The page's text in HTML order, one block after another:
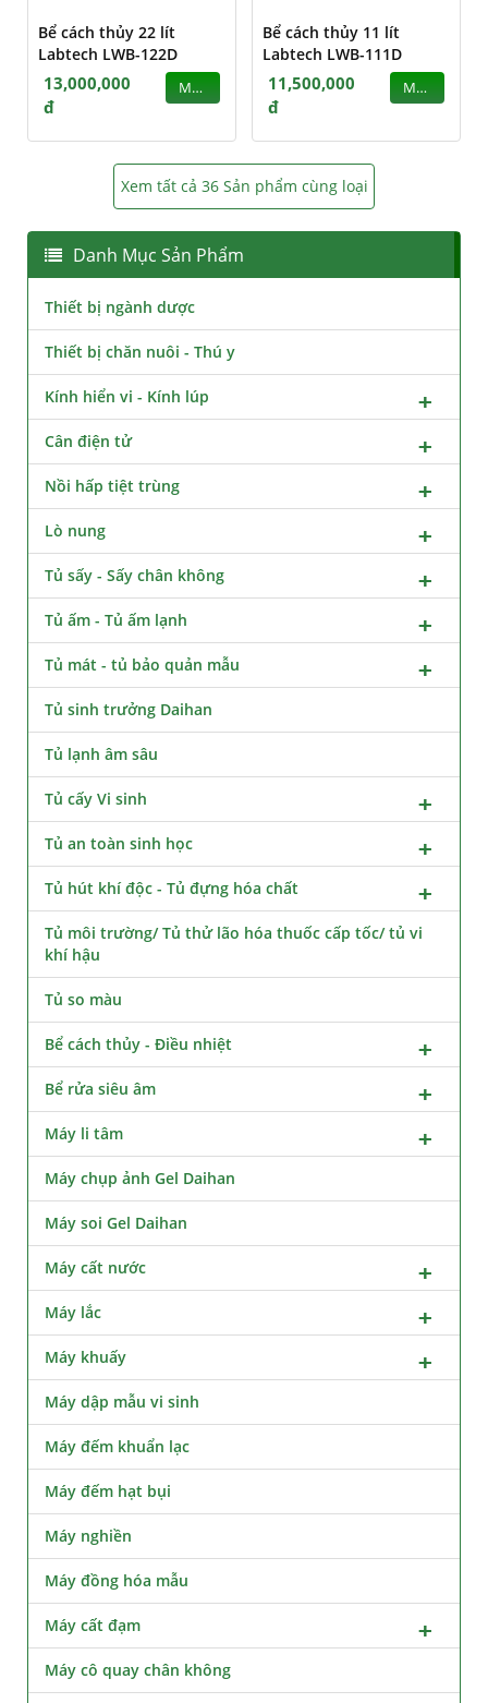
Bể cách thủy 22 lít
Labtech LWB-122D
13,000,000
đ
MUA
Bể cách thủy 11 lít
Labtech LWB-111D
11,500,000
đ
MUA
Xem tất cả 36 Sản phẩm cùng loại
Danh Mục Sản Phẩm
Thiết bị ngành dược
Thiết bị chăn nuôi - Thú y
Kính hiển vi - Kính lúp
Cân điện tử
Nồi hấp tiệt trùng
Lò nung
Tủ sấy - Sấy chân không
Tủ ấm - Tủ ấm lạnh
Tủ mát - tủ bảo quản mẫu
Tủ sinh trưởng Daihan
Tủ lạnh âm sâu
Tủ cấy Vi sinh
Tủ an toàn sinh học
Tủ hút khí độc - Tủ đựng hóa chất
Tủ môi trường/ Tủ thử lão hóa thuốc cấp tốc/ tủ vi
khí hậu
Tủ so màu
Bể cách thủy - Điều nhiệt
Bể rửa siêu âm
Máy li tâm
Máy chụp ảnh Gel Daihan
Máy soi Gel Daihan
Máy cất nước
Máy lắc
Máy khuấy
Máy dập mẫu vi sinh
Máy đếm khuẩn lạc
Máy đếm hạt bụi
Máy nghiền
Máy đồng hóa mẫu
Máy cất đạm
Máy cô quay chân không